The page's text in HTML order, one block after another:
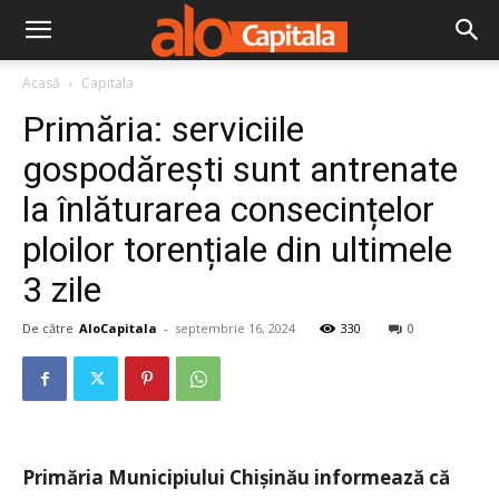
Acasă Capitala
Primăria: serviciile
gospodărești sunt antrenate
la înlăturarea consecințelor
ploilor torențiale din ultimele
3 zile
De către AloCapitala - septembrie 16, 2024 330 0
Primăria Municipiului Chișinău informează că